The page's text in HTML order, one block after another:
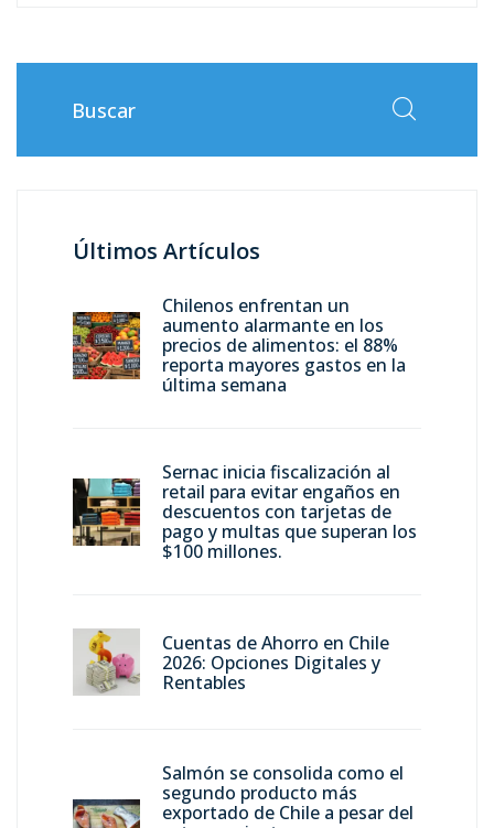
Últimos Artículos
Chilenos enfrentan un
aumento alarmante en los
precios de alimentos: el 88%
reporta mayores gastos en la
última semana
Sernac inicia fiscalización al
retail para evitar engaños en
descuentos con tarjetas de
pago y multas que superan los
$100 millones.
Cuentas de Ahorro en Chile
2026: Opciones Digitales y
Rentables
Salmón se consolida como el
segundo producto más
exportado de Chile a pesar del